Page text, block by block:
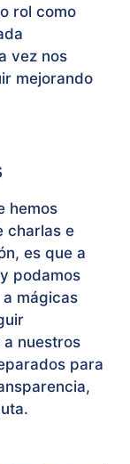
rol como
vez nos
mejorando
hemos
charlas e
es que a
y podamos
mágicas
nuestros
para